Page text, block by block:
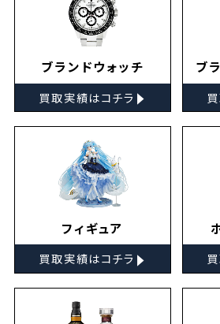
ブランドウォッチ
買取実績はコチラ ▸
ブ
フィギュア
買取実績はコチラ ▸